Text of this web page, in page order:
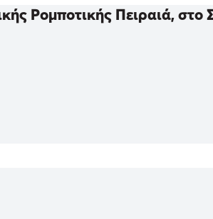
Ρομποτικής Πειραιά, στο